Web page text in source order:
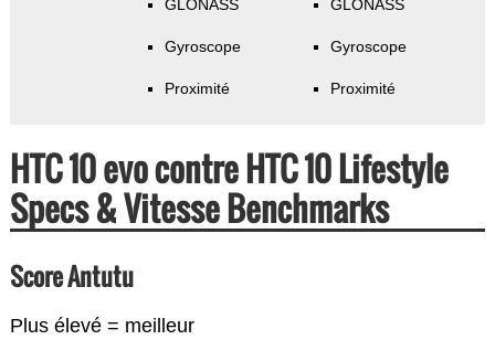
GLONASS
Gyroscope
Proximité
GLONASS
Gyroscope
Proximité
HTC 10 evo contre HTC 10 Lifestyle
Specs & Vitesse Benchmarks
Score Antutu
Plus élevé = meilleur